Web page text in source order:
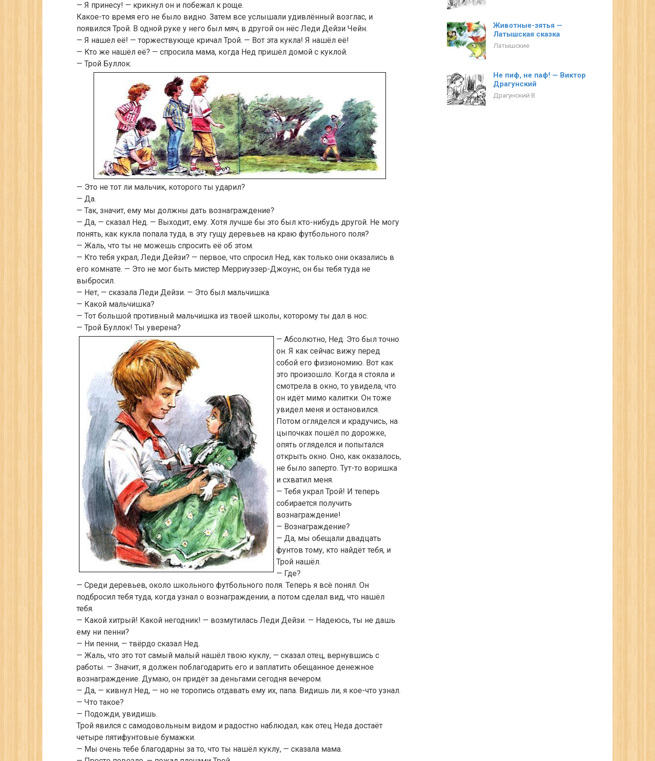
— Я принесу! — крикнул он и побежал к роще.
Какое-то время его не было видно. Затем все услышали удивлённый возглас, и
появился Трой. В одной руке у него был мяч, в другой он нёс Леди Дейзи Чейн.
— Я нашел её! — торжествующе кричал Трой. — Вот эта кукла! Я нашёл её!
— Кто же нашёл её? — спросила мама, когда Нед пришёл домой с куклой.
— Трой Буллок.
— Это не тот ли мальчик, которого ты ударил?
— Да.
— Так, значит, ему мы должны дать вознаграждение?
— Да, — сказал Нед. — Выходит, ему. Хотя лучше бы это был кто-нибудь другой. Не могу
понять, как кукла попала туда, в эту гущу деревьев на краю футбольного поля?
— Жаль, что ты не можешь спросить её об этом.
— Кто тебя украл, Леди Дейзи? — первое, что спросил Нед, как только они оказались в
его комнате. — Это не мог быть мистер Мерриуэзер-Джоунс, он бы тебя туда не
выбросил.
— Нет, — сказала Леди Дейзи. — Это был мальчишка.
— Какой мальчишка?
— Тот большой противный мальчишка из твоей школы, которому ты дал в нос.
— Трой Буллок! Ты уверена?
— Абсолютно, Нед. Это был точно
он. Я как сейчас вижу перед
собой его физиономию. Вот как
это произошло. Когда я стояла и
смотрела в окно, то увидела, что
он идёт мимо калитки. Он тоже
увидел меня и остановился.
Потом огляделся и крадучись, на
цыпочках пошёл по дорожке,
опять огляделся и попытался
открыть окно. Оно, как оказалось,
не было заперто. Тут-то воришка
и схватил меня.
— Тебя украл Трой! И теперь
собирается получить
вознаграждение!
— Вознаграждение?
— Да, мы обещали двадцать
фунтов тому, кто найдёт тебя, и
Трой нашёл.
— Где?
— Среди деревьев, около школьного футбольного поля. Теперь я всё понял. Он
подбросил тебя туда, когда узнал о вознаграждении, а потом сделал вид, что нашёл
тебя.
— Какой хитрый! Какой негодник! — возмутилась Леди Дейзи. — Надеюсь, ты не дашь
ему ни пенни?
— Ни пенни, — твёрдо сказал Нед.
— Жаль, что это тот самый малый нашёл твою куклу, — сказал отец, вернувшись с
работы. — Значит, я должен поблагодарить его и заплатить обещанное денежное
вознаграждение. Думаю, он придёт за деньгами сегодня вечером.
— Да, — кивнул Нед, — но не торопись отдавать ему их, папа. Видишь ли, я кое-что узнал.
— Что такое?
— Подожди, увидишь.
Трой явился с самодовольным видом и радостно наблюдал, как отец Неда достаёт
четыре пятифунтовые бумажки.
— Мы очень тебе благодарны за то, что ты нашёл куклу, — сказала мама.
Животные-зятья —
Латышская сказка
Латышские
Не пиф, не паф! — Виктор
Драгунский
Драгунский В.